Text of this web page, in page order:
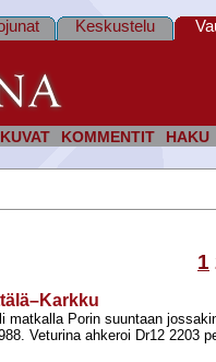
KUVAT KOMMENTIT HAKU
Keskustelu
1
matkalla Porin suuntaan
Veturina ahkeroi Dr12 2203